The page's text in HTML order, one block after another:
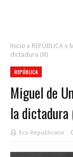
Inicio REPÚBLICA
dictadura (III)
REPÚBLICA
Miguel de
la
Eco Republicano